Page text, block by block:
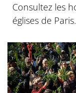
Consultez les
églises de Paris.